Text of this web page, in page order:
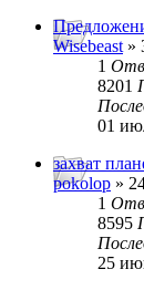
Wisebeast »
1
8201
01
захват
pokolop »
1
8595
25